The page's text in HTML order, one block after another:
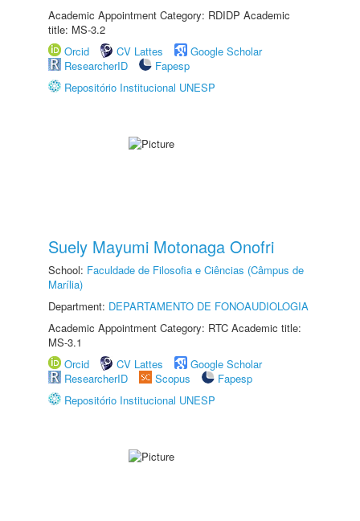
Academic Appointment Category: RDIDP Academic
title: MS-3.2
Orcid
CV Lattes
Google Scholar
ResearcherID
Fapesp
Repositório Institucional UNESP
Suely Mayumi Motonaga Onofri
School: Faculdade de Filosofia e Ciências (Câmpus de
Marília)
Department: DEPARTAMENTO DE FONOAUDIOLOGIA
Academic Appointment Category: RTC Academic title:
MS-3.1
Orcid
CV Lattes
Google Scholar
ResearcherID
Scopus
Fapesp
Repositório Institucional UNESP